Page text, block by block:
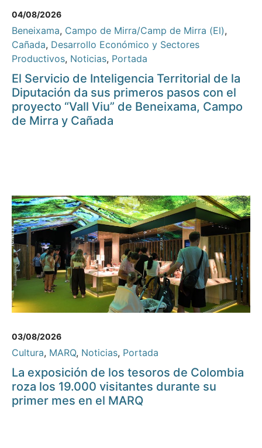
04/08/2026
Beneixama, Campo de Mirra/Camp de Mirra (El),
Cañada, Desarrollo Económico y Sectores
Productivos, Noticias, Portada
El Servicio de Inteligencia Territorial de la
Diputación da sus primeros pasos con el
proyecto “Vall Viu” de Beneixama, Campo
de Mirra y Cañada
03/08/2026
Cultura, MARQ, Noticias, Portada
La exposición de los tesoros de Colombia
roza los 19.000 visitantes durante su
primer mes en el MARQ